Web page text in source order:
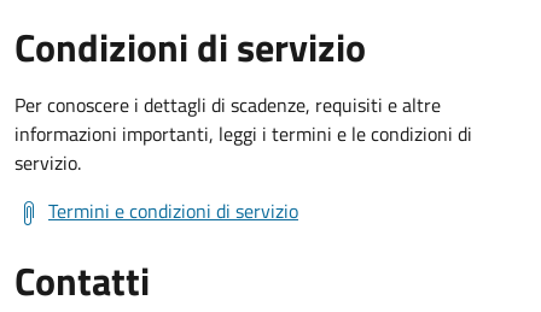
Condizioni di servizio
Per conoscere i dettagli di scadenze, requisiti e altre
informazioni importanti, leggi i termini e le condizioni di
servizio.
Termini e condizioni di servizio
Contatti